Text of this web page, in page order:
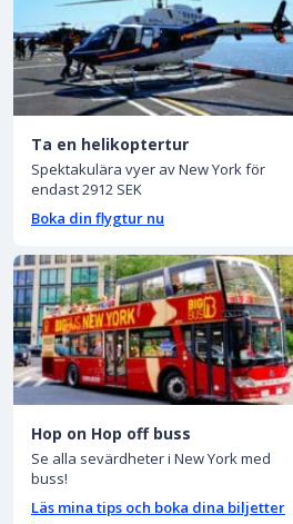
Ta en helikoptertur
Spektakulära vyer av New York för
endast 2912 SEK
Boka din flygtur nu
Hop on Hop off buss
Se alla sevärdheter i New York med
buss!
Läs mina tips och boka dina biljetter